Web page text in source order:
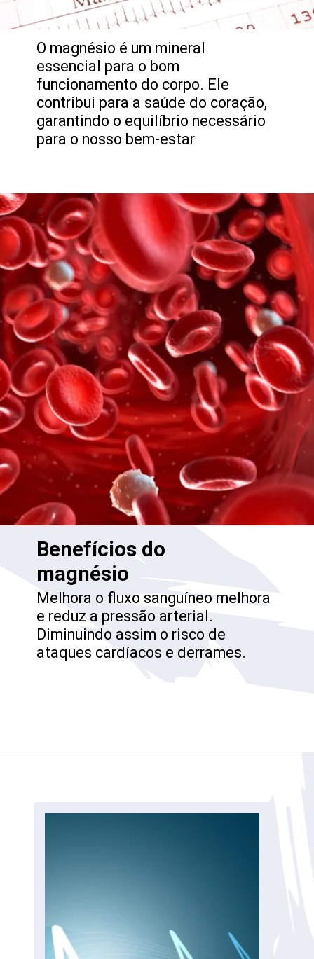
O magnésio é um mineral
essencial para o bom
funcionamento do corpo. Ele
contribui para a saúde do coração,
garantindo o equilíbrio necessário
para o nosso bem-estar
Benefícios do
magnésio
Melhora o fluxo sanguíneo melhora
e reduz a pressão arterial.
Diminuindo assim o risco de
ataques cardíacos e derrames.